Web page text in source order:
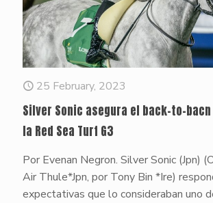
25 February, 2023
Silver Sonic asegura el back-to-bacn
la Red Sea Turf G3
Por Evenan Negron. Silver Sonic (Jpn)
Air Thule*Jpn, por Tony Bin *Ire)
expectativas que lo consideraban uno